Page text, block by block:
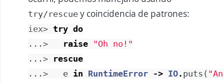
try/rescue y coincidencia de patrones:
iex> try do
...>
raise "Oh no!"
...> rescue
...>
e in RuntimeError -> IO. puts (